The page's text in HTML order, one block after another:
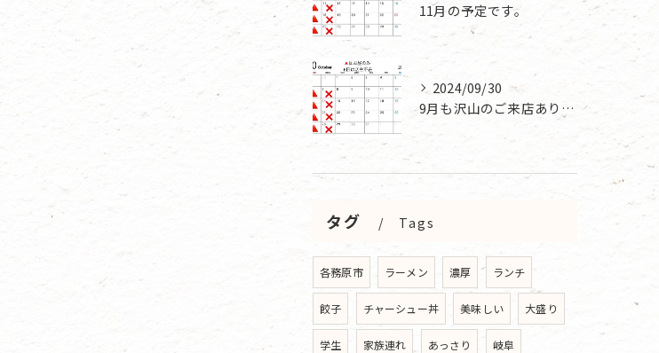
11月の予定です。
2024/09/30
9月も沢山のご来店ありがとうございました。
タグ Tags
各務原市 ラーメン 濃厚 ランチ
餃子 チャーシュー丼 美味しい 大盛り
学生 家族連れ あっさり 岐阜